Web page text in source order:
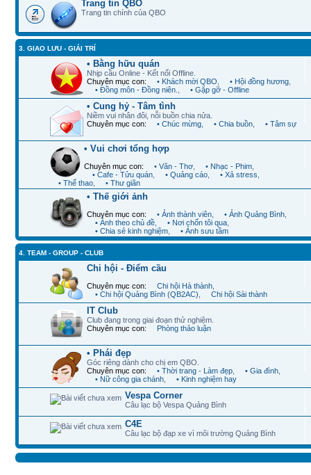
Trang tin QBO
Trang tin chính của QBO
3. GIAO LƯU - GIẢI TRÍ
• Bằng hữu quán
Nhịp cầu Online - Kết nối Offline.
Chuyên mục con:
• Khách mời QBO • Hội đồng hương
• Đồng môn - Đồng niên.
• Gặp gỡ - Offline
• Cung hỷ - Tâm tình
Niềm vui nhân đôi, nỗi buồn chia nửa.
Chuyên mục con:
• Chúc mừng • Chia buồn • Tâm sự
• Vui chơi tổng hợp
Chuyên mục con: • Văn - Thơ • Nhạc - Phim
• Cafe - Tửu quán
• Quảng cáo • Xả stress
• Thể thao
• Thư giãn
• Thế giới ảnh
Chuyên mục con: • Ảnh thành viên • Ảnh Quảng Bình
• Ảnh theo chủ đề
• Nơi chốn tôi qua
• Chia sẻ kinh nghiệm
• Ảnh sưu tầm
4. TEAM - GROUP - CLUB
Chi hội - Điểm cầu
Chuyên mục con: Chi hội Hà thành
• Chi hội Quảng Bình (QB2AC)
Chi hội Sài thành
IT Club
Club đang trong giai đoạn thử nghiệm.
Chuyên mục con:
Phòng thảo luận
• Phái đẹp
Góc riêng dành cho chị em QBO.
Chuyên mục con:
• Thời trang - Làm đẹp • Gia đình
• Nữ công gia chánh
• Kinh nghiệm hay
Vespa Corner
Câu lạc bộ Vespa Quảng Bình
C4E
Câu lạc bộ đạp xe vì môi trường Quảng Bình